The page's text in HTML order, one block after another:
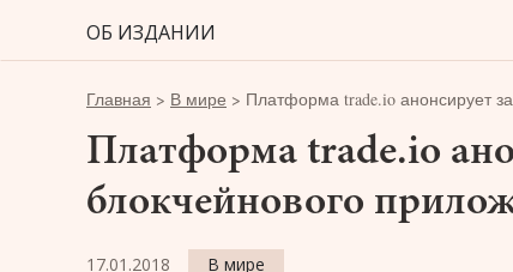
ОБ ИЗДАНИИ
Главная > В мире > Платформа trade.io анонсирует
Платформа trade.io
блокчейнового
17.01.2018 В мире